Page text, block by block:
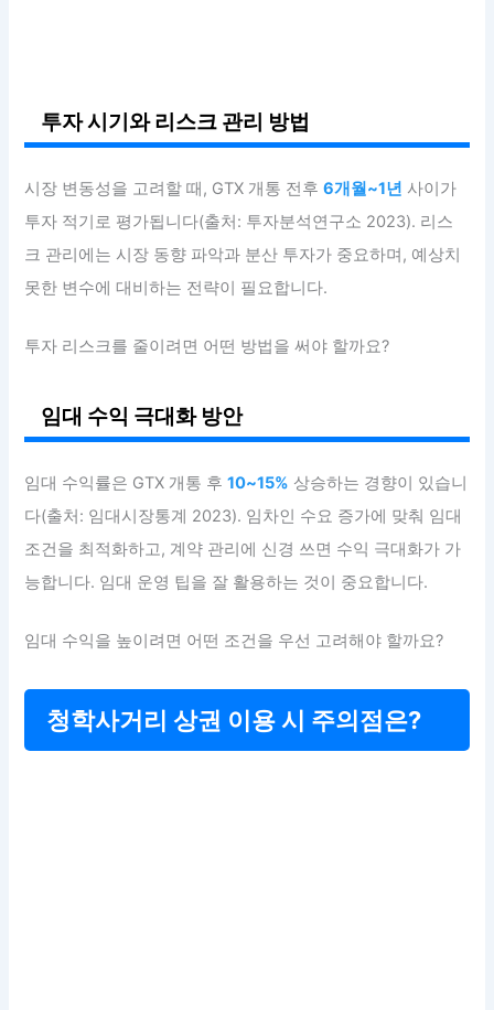
투자 시기와 리스크 관리 방법
시장 변동성을 고려할 때, GTX 개통 전후6개월~1년 사이가
투자 적기로 평가됩니다(출처: 투자분석연구소 2023). 리스
크 관리에는 시장 동향 파악과 분산 투자가 중요하며, 예상치
못한 변수에 대비하는 전략이 필요합니다.
투자 리스크를 줄이려면 어떤 방법을 써야 할까요?
임대 수익 극대화 방안
임대 수익률은 GTX 개통 후10~15% 상승하는 경향이 있습니
다(출처: 임대시장통계 2023). 임차인 수요 증가에 맞춰 임대
조건을 최적화하고, 계약 관리에 신경 쓰면 수익 극대화가 가
능합니다. 임대 운영 팁을 잘 활용하는 것이 중요합니다.
임대 수익을 높이려면 어떤 조건을 우선 고려해야 할까요?
청학사거리 상권 이용 시 주의점은?